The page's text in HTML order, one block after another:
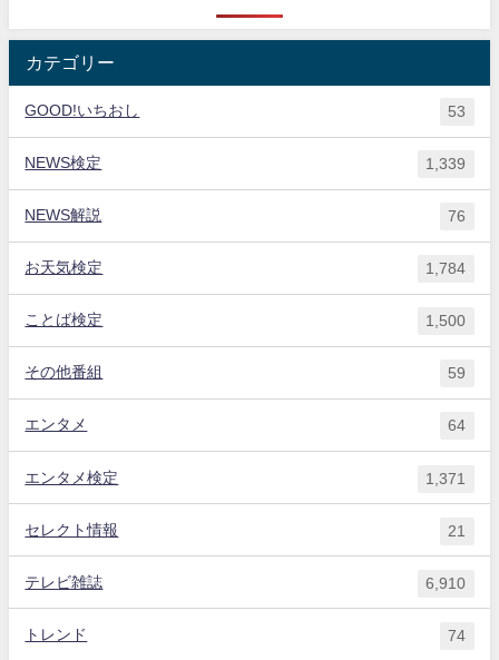
カテゴリー
GOOD!いちおし 53
NEWS検定 1,339
NEWS解説 76
お天気検定 1,784
ことば検定 1,500
その他番組 59
エンタメ 64
エンタメ検定 1,371
セレクト情報 21
テレビ雑誌 6,910
トレンド 74